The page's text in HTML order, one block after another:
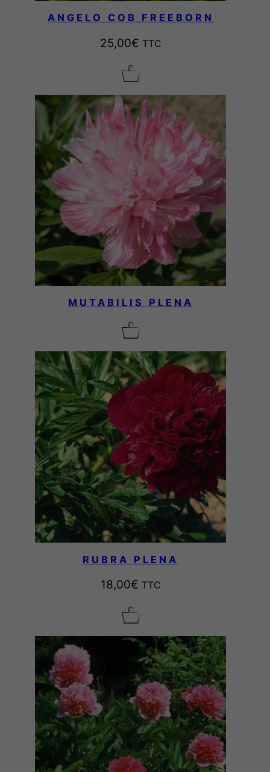
ANGELO COB FREEBORN
25,00€ TTC
MUTABILIS PLENA
RUBRA PLENA
18,00€ TTC